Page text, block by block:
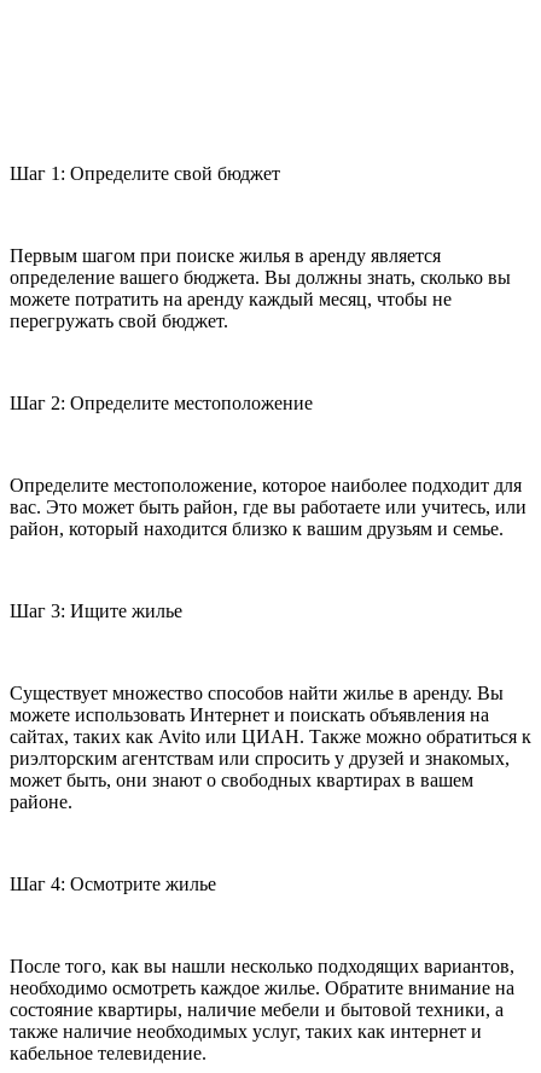
Шаг 1: Определите свой бюджет
Первым шагом при поиске жилья в аренду является
определение вашего бюджета. Вы должны знать, сколько вы
можете потратить на аренду каждый месяц, чтобы не
перегружать свой бюджет.
Шаг 2: Определите местоположение
Определите местоположение, которое наиболее подходит для
вас. Это может быть район, где вы работаете или учитесь, или
район, который находится близко к вашим друзьям и семье.
Шаг 3: Ищите жилье
Существует множество способов найти жилье в аренду. Вы
можете использовать Интернет и поискать объявления на
сайтах, таких как Avito или ЦИАН. Также можно обратиться к
риэлторским агентствам или спросить у друзей и знакомых,
может быть, они знают о свободных квартирах в вашем
районе.
Шаг 4: Осмотрите жилье
После того, как вы нашли несколько подходящих вариантов,
необходимо осмотреть каждое жилье. Обратите внимание на
состояние квартиры, наличие мебели и бытовой техники, а
также наличие необходимых услуг, таких как интернет и
кабельное телевидение.